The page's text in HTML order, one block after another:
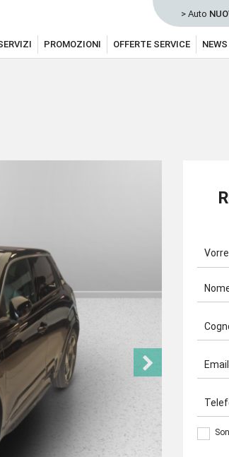
> Auto
PROMOZIONI OFFERTE SERVICE